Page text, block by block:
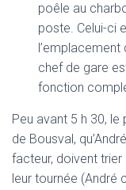
poêle au
poste. Celui-ci
l’emplacement
chef de gare
fonction
Peu avant 5 h 30,
de Bousval,
facteur, doivent
leur tournée (André